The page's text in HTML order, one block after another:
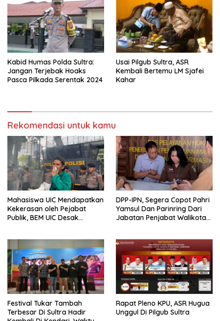
Kabid Humas Polda Sultra:
Jangan Terjebak Hoaks
Pasca Pilkada Serentak 2024
Usai Pilgub Sultra, ASR
Kembali Bertemu LM Sjafei
Kahar
Rekomendasi untuk kamu
Mahasiswa UIC Mendapatkan
Kekerasan oleh Pejabat
Publik, BEM UIC Desak
DPP-IPN, Segera Copot Pahri
Yamsul Dan Parinring Dari
Jabatan Penjabat Walikota
Festival Tukar Tambah
Terbesar Di Sultra Hadir
Rapat Pleno KPU, ASR Hugua
Unggul Di Pilgub Sultra